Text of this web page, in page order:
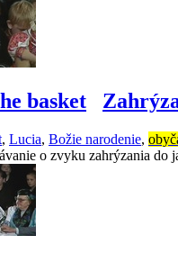
basket
, Lucia, Božie narodenie,
o zvyku zahrýzania do